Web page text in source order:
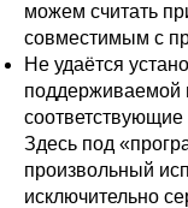
можем считать
совместимым с
Не удаётся
поддерживаемой
соответствующие
Здесь под «
произвольный
исключительно